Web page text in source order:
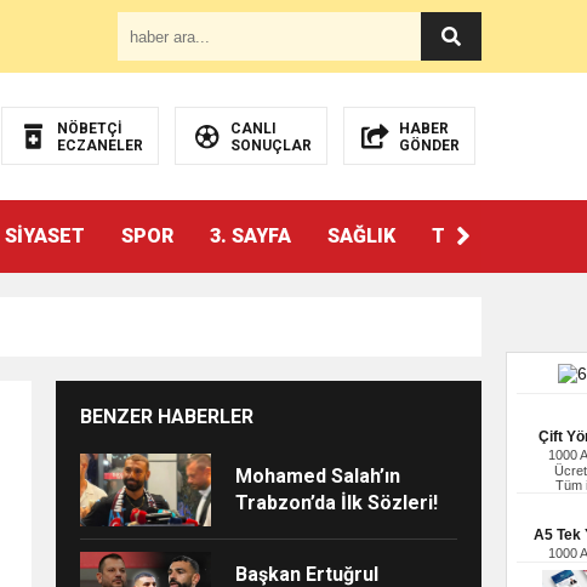
Çift
1000
Tüm
A5 Tek
1000
NÖBETÇİ
ECZANELER
CANLI
SONUÇLAR
HABER
GÖNDER
SİYASET SPOR 3. SAYFA SAĞLIK TEKNOLOJİ
BENZER HABERLER
Mohamed Salah’ın
Trabzon’da İlk Sözleri!
Başkan Ertuğrul